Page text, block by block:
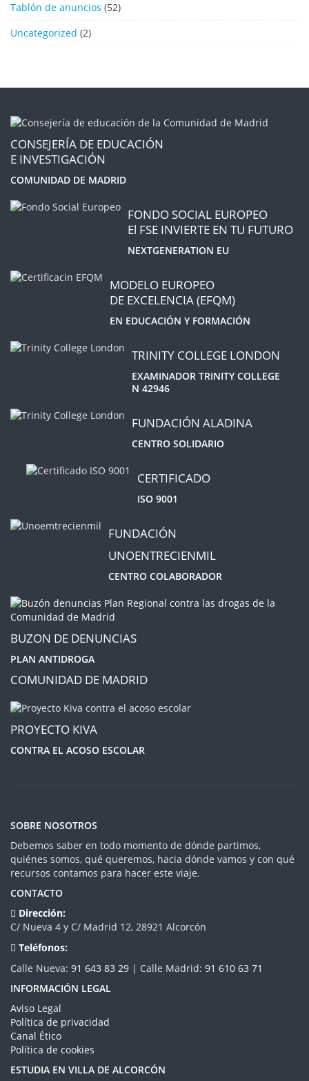
Tablón de anuncios (52)
Uncategorized (2)
CONSEJERÍA DE EDUCACIÓN
E INVESTIGACIÓN
COMUNIDAD DE MADRID
FONDO SOCIAL EUROPEO
El FSE INVIERTE EN TU FUTURO
NEXTGENERATION EU
MODELO EUROPEO
DE EXCELENCIA (EFQM)
EN EDUCACIÓN Y FORMACIÓN
TRINITY COLLEGE LONDON
EXAMINADOR TRINITY COLLEGE
N 42946
FUNDACIÓN ALADINA
CENTRO SOLIDARIO
CERTIFICADO
ISO 9001
FUNDACIÓN
UNOENTRECIENMIL
CENTRO COLABORADOR
BUZON DE DENUNCIAS
PLAN ANTIDROGA
COMUNIDAD DE MADRID
PROYECTO KIVA
CONTRA EL ACOSO ESCOLAR
SOBRE NOSOTROS
Debemos saber en todo momento de dónde partimos,
quiénes somos, qué queremos, hacia dónde vamos y con qué
recursos contamos para hacer este viaje.
CONTACTO
Dirección:
C/ Nueva 4 y C/ Madrid 12, 28921 Alcorcón
Teléfonos:
Calle Nueva: 91 643 83 29 | Calle Madrid: 91 610 63 71
INFORMACIÓN LEGAL
Aviso Legal
Política de privacidad
Canal Ético
Política de cookies
ESTUDIA EN VILLA DE ALCORCÓN